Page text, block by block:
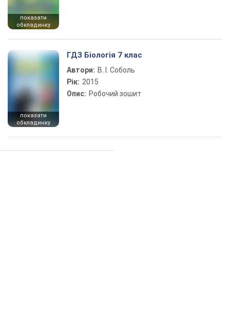
показати
обкладинку
показати
обкладинку
ГДЗ Біологія 7 клас
Автори: В. І. Соболь
Рік: 2015
Опис: Робочий зошит